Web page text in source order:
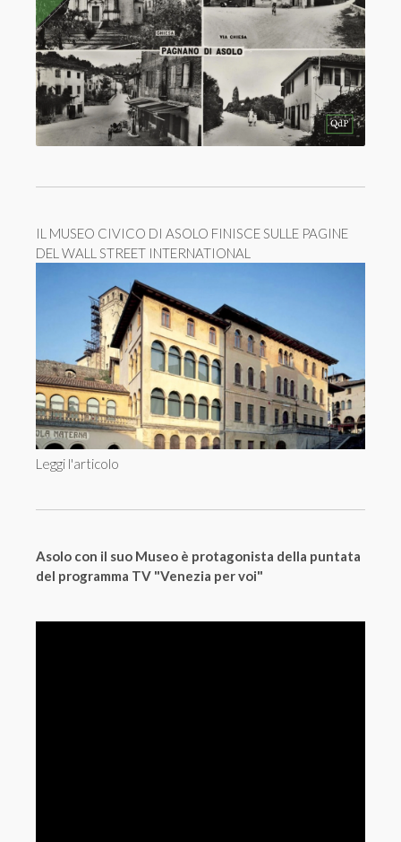
IL MUSEO CIVICO DI ASOLO FINISCE SULLE PAGINE
DEL WALL STREET INTERNATIONAL
Leggi l'articolo
Asolo con il suo Museo è protagonista della puntata
del programma TV "Venezia per voi"